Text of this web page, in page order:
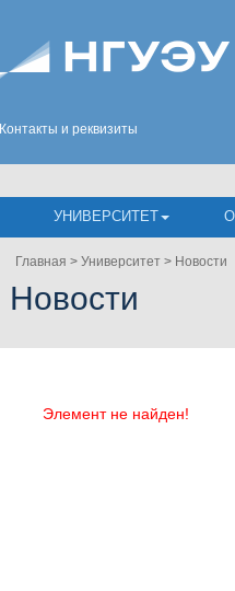
Контакты и реквизиты
УНИВЕРСИТЕТ
Главная > Университет > Новости
Новости
Элемент не найден!